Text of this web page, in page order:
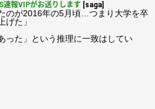
速報VIPがお送りします [saga]
のが2016年の5月頃…つまり大学を卒
げた」
った」という推理に一致はしてい